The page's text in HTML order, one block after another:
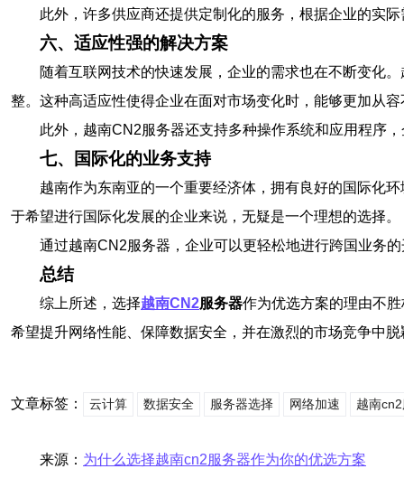
此外，许多供应商还提供定制化的服务，根据企业的实
六、适应性强的解决方案
随着互联网技术的快速发展，企业的需求也在不断变化
整。这种高适应性使得企业在面对市场变化时，能够更加从容
此外，越南CN2服务器还支持多种操作系统和应用程序
七、国际化的业务支持
越南作为东南亚的一个重要经济体，拥有良好的国际化
于希望进行国际化发展的企业来说，无疑是一个理想的选择。
通过越南CN2服务器，企业可以更轻松地进行跨国业务
总结
综上所述，选择越南CN2服务器作为优选方案的理由不
希望提升网络性能、保障数据安全，并在激烈的市场竞争中
文章标签： 云计算 数据安全 服务器选择 网络加速 越南
来源： 为什么选择越南cn2服务器作为你的优选方案